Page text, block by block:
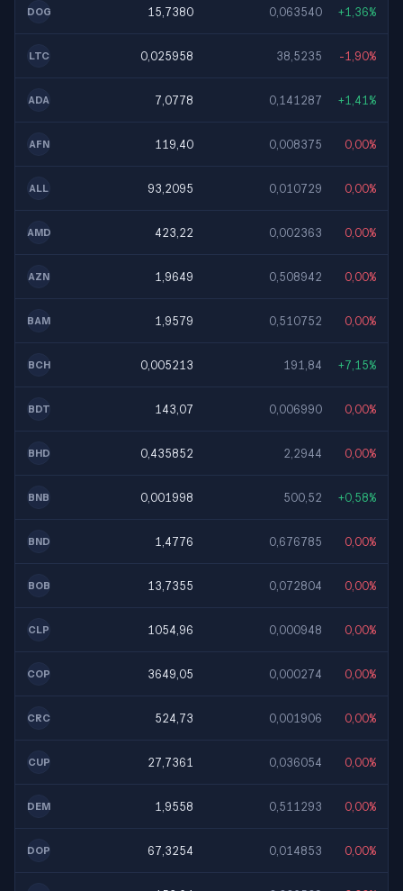
DOG 15,7380 0,063540 +1,36%
LTC 0,025958 38,5235 -1,90%
ADA 7,0778 0,141287 +1,41%
AFN 119,40 0,008375 0,00%
ALL 93,2095 0,010729 0,00%
AMD 423,22 0,002363 0,00%
AZN 1,9649 0,508942 0,00%
BAM 1,9579 0,510752 0,00%
BCH 0,005213 191,84 +7,15%
BDT 143,07 0,006990 0,00%
BHD 0,435852 2,2944 0,00%
BNB 0,001998 500,52 +0,58%
BND 1,4776 0,676785 0,00%
BOB 13,7355 0,072804 0,00%
CLP 1054,96 0,000948 0,00%
COP 3649,05 0,000274 0,00%
CRC 524,73 0,001906 0,00%
CUP 27,7361 0,036054 0,00%
DEM 1,9558 0,511293 0,00%
DOP 67,3254 0,014853 0,00%